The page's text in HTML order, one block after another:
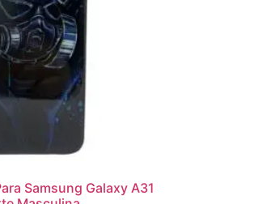
Samsung Galaxy A31